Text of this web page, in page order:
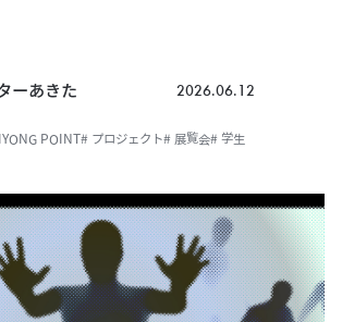
ーあきた 2026.06.12
POINT# プロジェクト# 展覧会# 学生